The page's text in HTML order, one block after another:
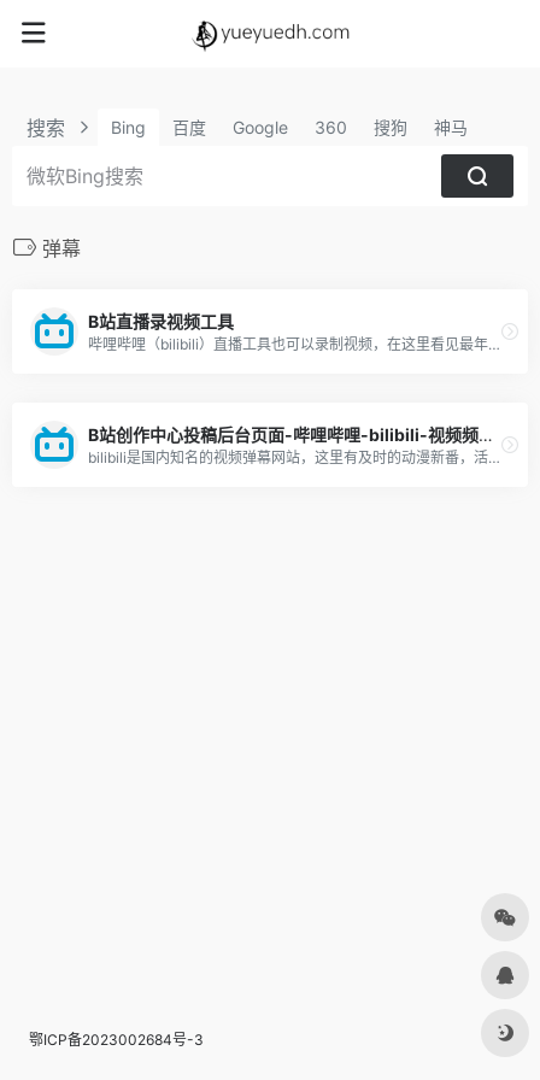
搜索 Bing 百度 Google 360 搜狗 神马
弹幕
B站直播录视频工具
哔哩哔哩（bilibili）直播工具也可以录制视频，在这里看见最年轻的生活方式，学习、游戏、电竞、宅舞、唱见、绘画、美食等等应有尽有，快来捕捉你最喜欢的up主最真实的一面吧！
B站创作中心投稿后台页面-哔哩哔哩-bilibili-视频频道介绍-优缺点分析-新手攻略
bilibili是国内知名的视频弹幕网站，这里有及时的动漫新番，活跃的ACG氛围，有创意的Up主。大家可以在这里找到许多欢乐。
鄂ICP备2023002684号-3